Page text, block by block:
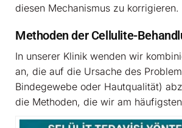
diesen Mechanismus zu korrigieren.
Methoden der Cellulite-
In unserer Klinik wenden wir
an, die auf die Ursache des
Bindegewebe oder Hautqualität)
die Methoden, die wir am